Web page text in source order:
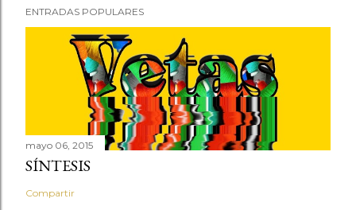
ENTRADAS POPULARES
mayo 06, 2015
SÍNTESIS
Compartir